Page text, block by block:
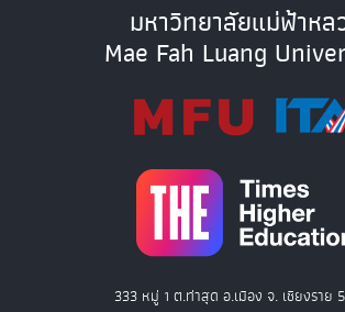
มหาวิทยาลัยแม่ฟ้าหล
Mae Fah Luang
333 หมู่ 1 ต.ท่าสุด อ.เมือง จ. เชียงราย